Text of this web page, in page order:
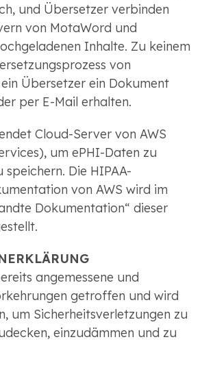
und Übersetzer verbinden
von MotaWord und
Inhalte. Zu keinem
von
Übersetzer ein Dokument
per E-Mail erhalten.
Cloud-Server von AWS
um ePHI-Daten zu
Die HIPAA-
von AWS wird im
Dokumentation“ dieser
angemessene und
getroffen und wird
um Sicherheitsverletzungen zu
einzudämmen und zu